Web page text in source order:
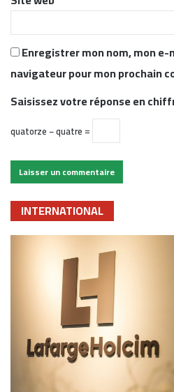
Enregistrer mon nom, mon
navigateur pour mon prochain
Saisissez votre réponse en
quatorze − quatre =
INTERNATIONAL